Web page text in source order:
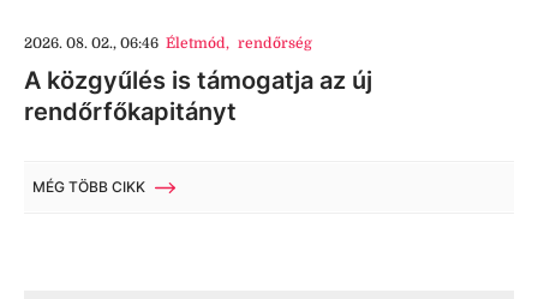
2026. 08. 02., 06:46 Életmód, rendőrség
A közgyűlés is támogatja az új
rendőrfőkapitányt
MÉG TÖBB CIKK